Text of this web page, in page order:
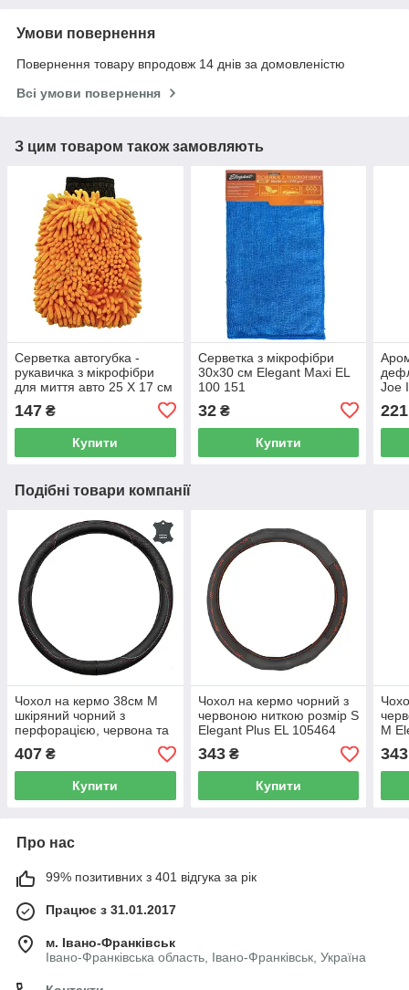
Умови повернення
Повернення товару впродовж 14 днів за домовленістю
Всі умови повернення
З цим товаром також замовляють
Серветка автогубка -
рукавичка з мікрофібри
для миття авто 25 Х 17 см
Elegant Maxi EL 100 153
147 ₴
Купити
Серветка з мікрофібри
30x30 см Elegant Maxi EL
100 151
32₴
Купити
Joe
221
Подібні товари компанії
Чохол на кермо 38см М
шкіряний чорний з
перфорацією, червона та
синя нитка Elegant Plus EL
105 797
407 ₴
Купити
Чохол на кермо чорний з
червоною ниткою розмір S
Elegant Plus EL 105464
343₴
Купити
М
343
Про нас
99% позитивних з 401 відгука за рік
Працює з 31.01.2017
м. Івано-Франківськ
Івано-Франківська область, Івано-Франківськ, Україна